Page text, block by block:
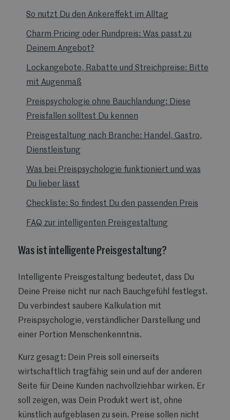
So nutzt Du den Ankereffekt im Alltag
Charm Pricing oder Rundpreis: Was passt zu
Deinem Angebot?
Lockangebote, Rabatte und Streichpreise: Bitte
mit Augenmaß
Preispsychologie ohne Bauchlandung: Diese
Preisfallen solltest Du kennen
Preisgestaltung nach Branche: Handel, Gastro,
Dienstleistung
Was bei Preispsychologie funktioniert und was
Du lieber lässt
Checkliste: So findest Du den passenden Preis
FAQ zur intelligenten Preisgestaltung
Was ist intelligente Preisgestaltung?
Intelligente Preisgestaltung bedeutet, dass Du
Deine Preise nicht nur nach Bauchgefühl festlegst.
Du verbindest saubere Kalkulation mit
Preispsychologie, verständlicher Darstellung und
einer Portion Menschenkenntnis.
Kurz gesagt: Dein Preis soll einerseits
wirtschaftlich tragfähig sein und auf der anderen
Seite für Deine Kunden nachvollziehbar wirken. Er
soll zeigen, was Dein Produkt wert ist, ohne
künstlich aufgeblasen zu sein. Preise sollen nicht